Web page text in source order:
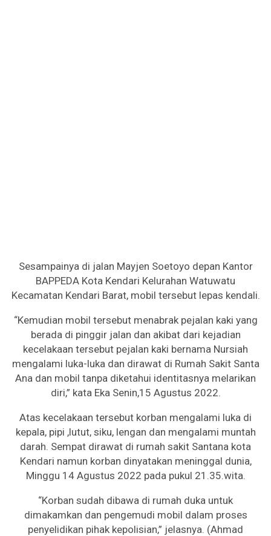
Sesampainya di jalan Mayjen Soetoyo depan Kantor
BAPPEDA Kota Kendari Kelurahan Watuwatu
Kecamatan Kendari Barat, mobil tersebut lepas kendali.
“Kemudian mobil tersebut menabrak pejalan kaki yang
berada di pinggir jalan dan akibat dari kejadian
kecelakaan tersebut pejalan kaki bernama Nursiah
mengalami luka-luka dan dirawat di Rumah Sakit Santa
Ana dan mobil tanpa diketahui identitasnya melarikan
diri,” kata Eka Senin,15 Agustus 2022.
Atas kecelakaan tersebut korban mengalami luka di
kepala, pipi ,lutut, siku, lengan dan mengalami muntah
darah. Sempat dirawat di rumah sakit Santana kota
Kendari namun korban dinyatakan meninggal dunia,
Minggu 14 Agustus 2022 pada pukul 21.35.wita.
“Korban sudah dibawa di rumah duka untuk
dimakamkan dan pengemudi mobil dalam proses
penyelidikan pihak kepolisian,” jelasnya. (Ahmad